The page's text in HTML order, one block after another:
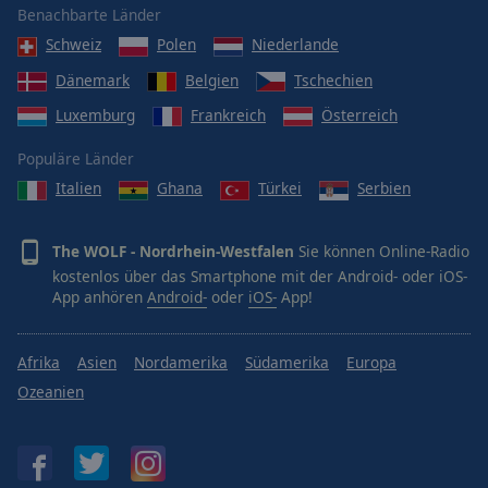
Benachbarte Länder
Schweiz
Polen
Niederlande
Dänemark
Belgien
Tschechien
Luxemburg
Frankreich Österreich
Populäre Länder
Italien
Ghana Türkei Serbien
The WOLF - Nordrhein-Westfalen Sie können Online-Radio
kostenlos über das Smartphone mit der Android- oder iOS-
App anhören Android- oder iOS- App!
Afrika Asien Nordamerika Südamerika
Europa
Ozeanien